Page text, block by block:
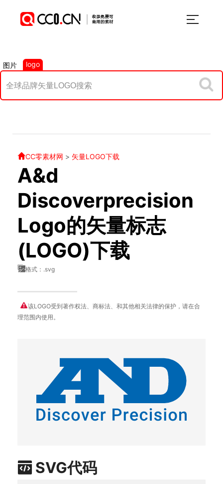
图片 logo
CC零素材网 > 矢量LOGO下载
A&d
Discoverprecision
Logo的矢量标志
(LOGO)下载
格式：.svg
该LOGO受到著作权法、商标法、和其他相关法律的保护，请在合
理范围内使用。
SVG代码